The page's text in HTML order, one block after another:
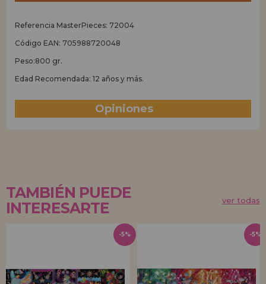
Referencia MasterPieces: 72004
Código EAN: 705988720048
Peso:800 gr.
Edad Recomendada: 12 años y más.
Opiniones
TAMBIÉN PUEDE
INTERESARTE
ver todas
-5% -5%